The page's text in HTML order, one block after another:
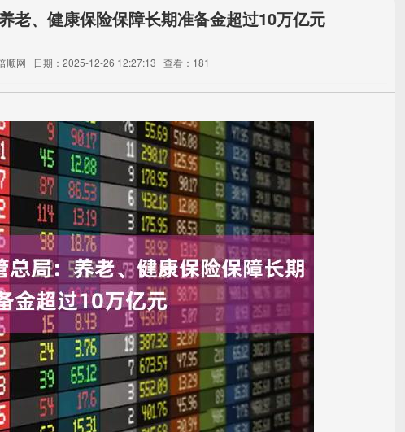
老、健康保险保障长期准备金超过10万亿元
顺网 日期：2025-12-26 12:27:13 查看：181